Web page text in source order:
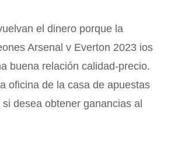
el dinero porque la
Arsenal v Everton 2023 ios
buena relación calidad-precio.
oficina de la casa de apuestas
desea obtener ganancias al